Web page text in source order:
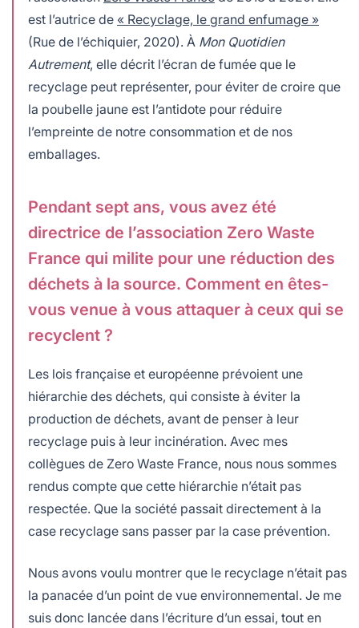
est l’autrice de « Recyclage, le grand enfumage »
(Rue de l’échiquier, 2020). À Mon Quotidien
Autrement, elle décrit l’écran de fumée que le
recyclage peut représenter, pour éviter de croire que
la poubelle jaune est l’antidote pour réduire
l’empreinte de notre consommation et de nos
emballages.
Pendant sept ans, vous avez été
directrice de l’association Zero Waste
France qui milite pour une réduction des
déchets à la source. Comment en êtes-
vous venue à vous attaquer à ceux qui se
recyclent ?
Les lois française et européenne prévoient une
hiérarchie des déchets, qui consiste à éviter la
production de déchets, avant de penser à leur
recyclage puis à leur incinération. Avec mes
collègues de Zero Waste France, nous nous sommes
rendus compte que cette hiérarchie n’était pas
respectée. Que la société passait directement à la
case recyclage sans passer par la case prévention.
Nous avons voulu montrer que le recyclage n’était pas
la panacée d’un point de vue environnemental. Je me
suis donc lancée dans l’écriture d’un essai, tout en